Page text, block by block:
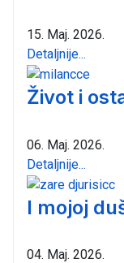
15. Maj. 2026.
Detaljnije...
Život i
06. Maj. 2026.
Detaljnije...
I mojoj
04. Maj. 2026.